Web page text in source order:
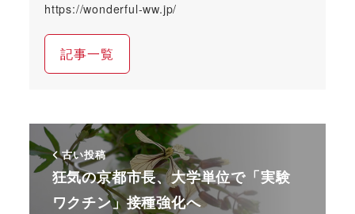
https://wonderful-ww.jp/
記事一覧
古い投稿
狂気の京都市長、大学単位で「実験
ワクチン」接種強化へ